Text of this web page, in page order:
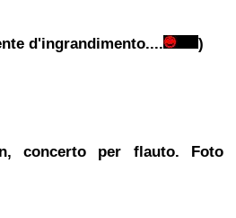
d'ingrandimento.... )
concerto per flauto. Foto